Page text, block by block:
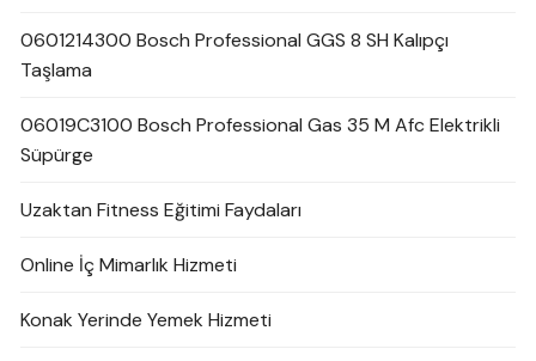
0601214300 Bosch Professional GGS 8 SH Kalıpçı
Taşlama
06019C3100 Bosch Professional Gas 35 M Afc Elektrikli
Süpürge
Uzaktan Fitness Eğitimi Faydaları
Online İç Mimarlık Hizmeti
Konak Yerinde Yemek Hizmeti